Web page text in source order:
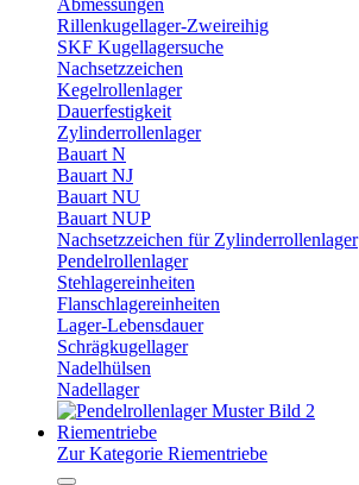
Abmessungen
Rillenkugellager-Zweireihig
SKF Kugellagersuche
Nachsetzzeichen
Kegelrollenlager
Dauerfestigkeit
Zylinderrollenlager
Bauart N
Bauart NJ
Bauart NU
Bauart NUP
Nachsetzzeichen für Zylinderrollenlager
Pendelrollenlager
Stehlagereinheiten
Flanschlagereinheiten
Lager-Lebensdauer
Schrägkugellager
Nadelhülsen
Nadellager
Riementriebe
Zur Kategorie Riementriebe